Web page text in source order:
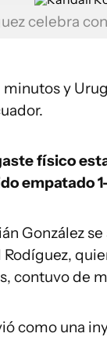
celebra
minutos y
físico
empatado 1-
González
Rodíguez,
contuvo de
como una